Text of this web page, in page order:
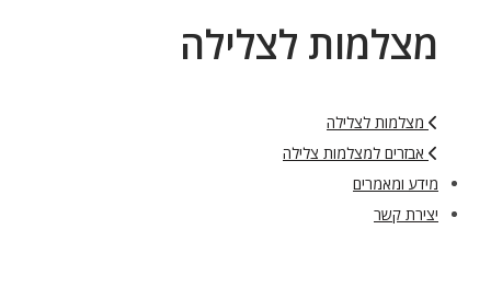
מצלמות לצלילה
מצלמות לצלילה
אבזרים למצלמות צלילה
מידע ומאמרים
יצירת קשר